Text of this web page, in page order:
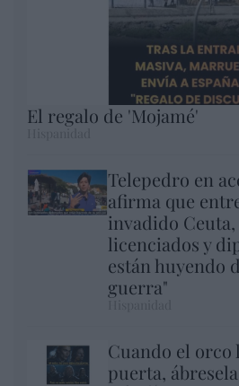
El regalo de 'Mojamé'
Telepedro en
afirma que
invadido
licenciados y
están huyendo
guerra"
Cuando el orco
puerta, ábresela